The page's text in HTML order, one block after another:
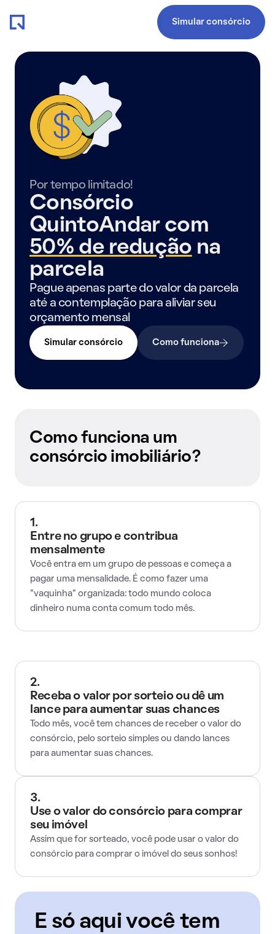
Simular consórcio
Por tempo limitado!
Consórcio
QuintoAndar com
50% de redução na
parcela
Pague apenas parte do valor da parcela
até a contemplação para aliviar seu
orçamento mensal
Simular consórcio Como funciona
Como funciona um
consórcio imobiliário?
1.
Entre no grupo e contribua
mensalmente
Você entra em um grupo de pessoas e começa a
pagar uma mensalidade. É como fazer uma
"vaquinha" organizada: todo mundo coloca
dinheiro numa conta comum todo mês.
2.
Receba o valor por sorteio ou dê um
lance para aumentar suas chances
Todo mês, você tem chances de receber o valor do
consórcio, pelo sorteio simples ou dando lances
para aumentar suas chances.
3.
Use o valor do consórcio para comprar
seu imóvel
Assim que for sorteado, você pode usar o valor do
consórcio para comprar o imóvel do seus sonhos!
E só aqui você tem